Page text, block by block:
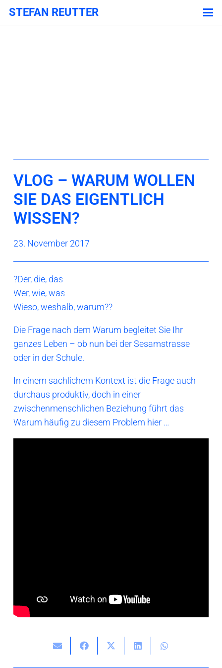
STEFAN REUTTER
VLOG – WARUM WOLLEN
SIE DAS EIGENTLICH
WISSEN?
23. November 2017
?Der, die, das
Wer, wie, was
Wieso, weshalb, warum??
Die Frage nach dem Warum begleitet Sie Ihr
ganzes Leben – ob nun bei der Sesamstrasse
oder in der Schule.
In einem sachlichem Kontext ist die Frage auch
durchaus produktiv, doch in einer
zwischenmenschlichen Beziehung führt das
Warum häufig zu diesem Problem hier …